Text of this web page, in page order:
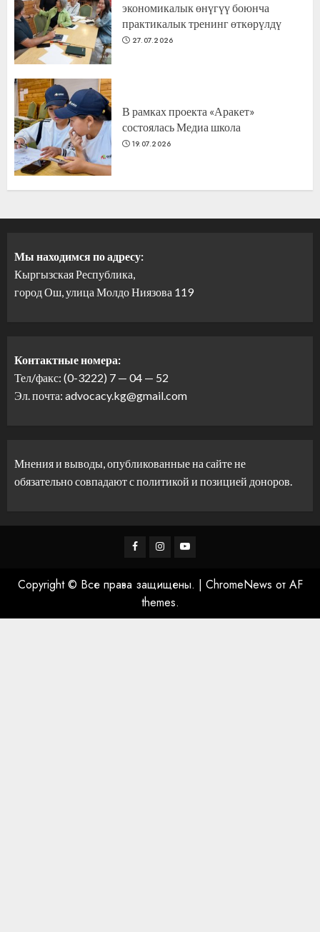
экономикалык өнүгүү боюнча
практикалык тренинг өткөрүлдү
27.07.2026
В рамках проекта «Аракет»
состоялась Медиа школа
19.07.2026
Мы находимся по адресу:
Кыргызская Республика,
город Ош, улица Молдо Ниязова 119
Контактные номера:
Тел/факс: (0-3222) 7 — 04 — 52
Эл. почта: advocacy.kg@gmail.com
Мнения и выводы, опубликованные на сайте не
обязательно совпадают с политикой и позицией доноров.
Facebook
Instagram
Youtube
Copyright © Все права защищены. | ChromeNews от AF
themes.